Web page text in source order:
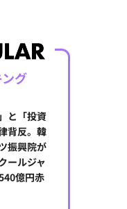
グ
と「投資
背反。韓
振興院が
ールジャ
億円赤